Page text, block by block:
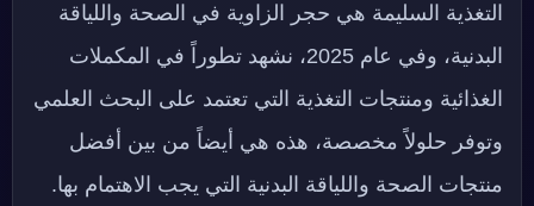
التغذية السليمة هي حجر الزاوية في الصحة واللياقة
البدنية، وفي عام 2025، نشهد تطوراً في المكملات
الغذائية ومنتجات التغذية التي تعتمد على البحث العلمي
وتوفر حلولاً مخصصة، هذه هي أيضاً من بين أفضل
منتجات الصحة واللياقة البدنية التي يجب الاهتمام بها.